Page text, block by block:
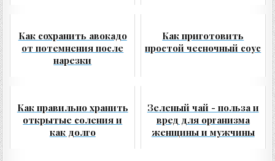
Как сохранить авокадо
от потемнения после
нарезки
Как приготовить
простой чесночный соус
Как правильно хранить
открытые соления и
как долго
Зеленый чай - польза и
вред для организма
женщины и мужчины